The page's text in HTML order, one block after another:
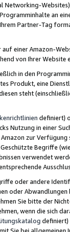
Networking-
an
Partner-Tag
einer Amazon-
von Ihrer
in den
Produkt, eine
steht
definiert)
Nutzung in einer
zur
Begriffe
verwendet
oder andere
oder
Sie bitte der
wenn die sich
definiert)
Sie bei